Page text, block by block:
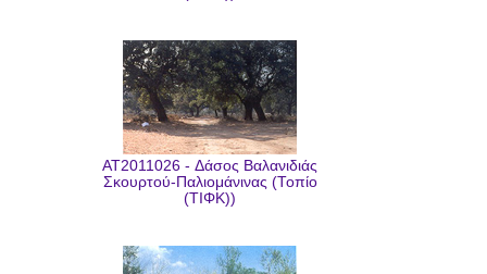
AT2011026 - Δάσος Βαλανιδιάς
Σκουρτού-Παλιομάνινας (Τοπίο
(ΤΙΦΚ))